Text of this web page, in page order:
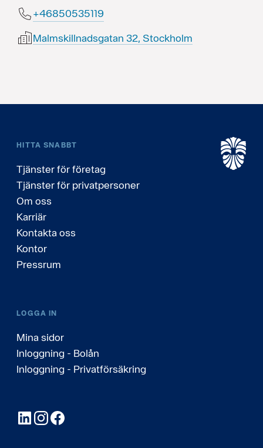
91153505864+
Malmskillnadsgatan 32, Stockholm
HITTA SNABBT
Tjänster för företag
Tjänster för privatpersoner
Om oss
Karriär
Kontakta oss
Kontor
Pressrum
LOGGA IN
Mina sidor
Inloggning - Bolån
Inloggning - Privatförsäkring
LinkedInInstagram